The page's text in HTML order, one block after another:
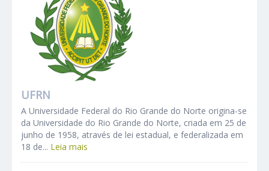
UFRN
A Universidade Federal do Rio Grande do Norte origina-se
da Universidade do Rio Grande do Norte, criada em 25 de
junho de 1958, através de lei estadual, e federalizada em
18 de... Leia mais